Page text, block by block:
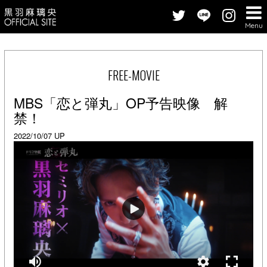
Menu
FREE-MOVIE
MBS「恋と弾丸」OP予告映像 解
禁！
2022/10/07 UP